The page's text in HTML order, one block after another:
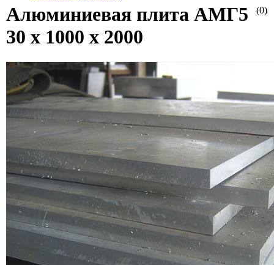
(0)
Алюминиевая плита АМГ5
30 х 1000 х 2000